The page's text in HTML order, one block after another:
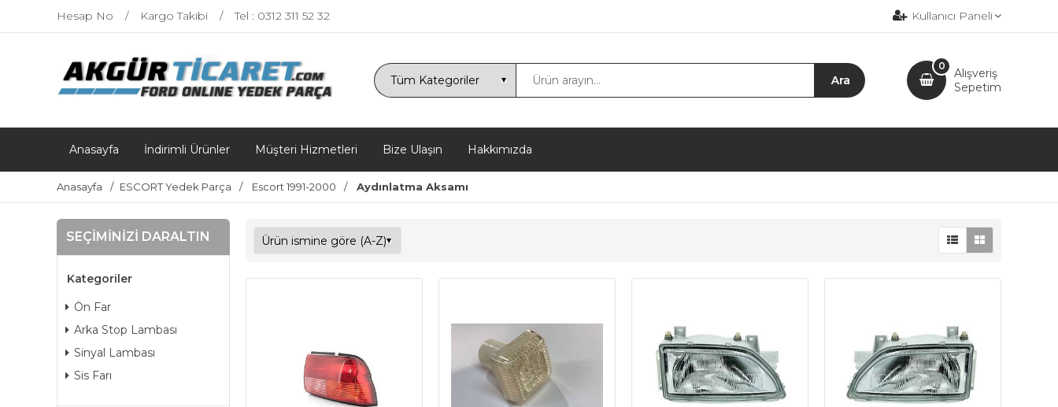
Hesap No Kargo Takibi Tel : 0312 311 52 32 Kullanıcı Paneli
Alışveriş
Sepetim
0
Anasayfa İndirimli Ürünler Müşteri Hizmetleri Bize Ulaşın Hakkımızda
Anasayfa ESCORT Yedek Parça Escort 1991-2000 Aydınlatma Aksamı
SEÇIMINIZI DARALTIN
Kategoriler
Ön Far
Arka Stop Lambası
Sinyal Lambası
Sis Farı